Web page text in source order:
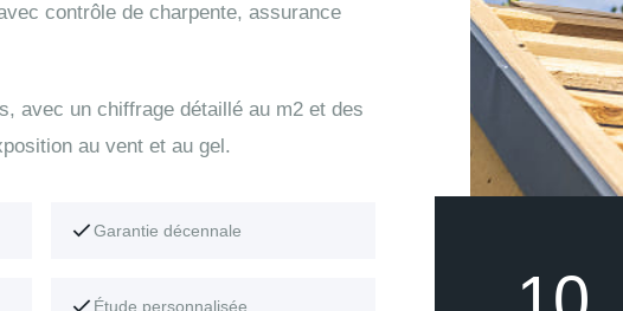
contrôle de charpente, assurance
avec un chiffrage détaillé au m2 et des
au vent et au gel.
Garantie décennale
Étude personnalisée